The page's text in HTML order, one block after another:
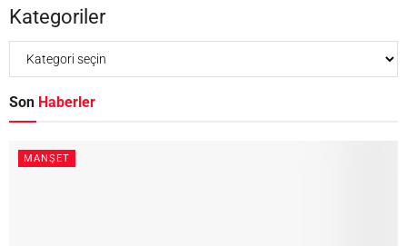
Kategoriler
Son Haberler
MANŞET